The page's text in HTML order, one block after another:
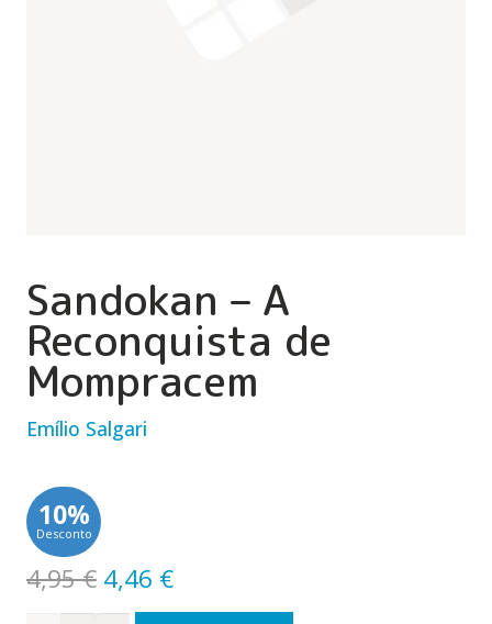
Sandokan – A
Reconquista de
Mompracem
Emílio Salgari
10%
Desconto
4,95€ O
preço
4,46 €O
preço